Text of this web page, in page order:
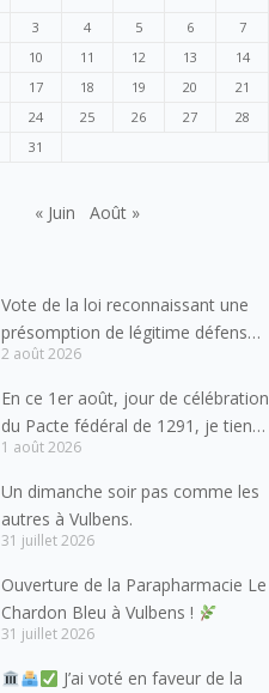
3 4 5 6
7
10 11 12 13
14
17 18 19 20
21
24 25 26 27
28
31
« Juin Août »
Vote de la loi reconnaissant une
présomption de légitime défense
pour les forces de l’ordre
2 août 2026
En ce 1er août, jour de célébration
du Pacte fédéral de 1291, je tiens
à adresser mes meilleures
salutations à nos voisins et amis
suisses, et plus particulièrement
aux habitants du bassin genevois
lesquels la Haute-Savoie
entretient des liens étroits et
quotidiens.
1 août 2026
Un dimanche soir pas comme les
autres à Vulbens.
31 juillet 2026
Ouverture de la Parapharmacie Le
Chardon Bleu à Vulbens !
31 juillet 2026
J’ai voté en faveur de la